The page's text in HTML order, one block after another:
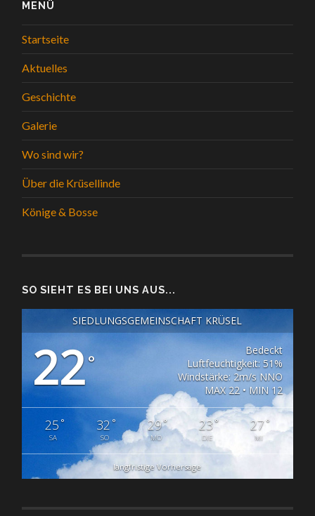
MENÜ
Startseite
Aktuelles
Geschichte
Galerie
Wo sind wir?
Über die Krüsellinde
Könige & Bosse
SO SIEHT ES BEI UNS AUS...
SIEDLUNGSGEMEINSCHAFT KRÜSEL
22°
Bedeckt
Luftfeuchtigkeit: 51%
Windstärke: 2m/s NNO
MAX 22 • MIN 12
25°
SA
32 °
SO
29°
MO
23°
DIE
27°
MI
langfristige Vorhersage